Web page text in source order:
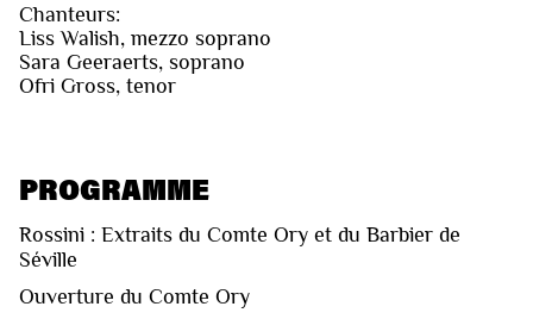
Chanteurs:
Liss Walish, mezzo soprano
Sara Geeraerts, soprano
Ofri Gross, tenor
PROGRAMME
Rossini : Extraits du Comte Ory et du Barbier de
Séville
Ouverture du Comte Ory